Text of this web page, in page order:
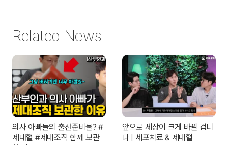
Related News
의사 아빠들의 출산준비물? #
제대혈 #제대조직 함께 보관
앞으로 세상이 크게 바뀔 겁니
다 | 세포치료 & 제대혈